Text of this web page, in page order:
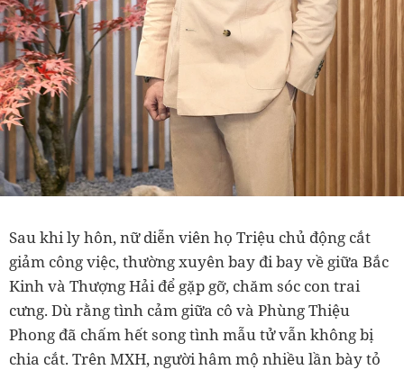
Sau khi ly hôn, nữ diễn viên họ Triệu chủ động cắt
giảm công việc, thường xuyên bay đi bay về giữa Bắc
Kinh và Thượng Hải để gặp gỡ, chăm sóc con trai
cưng. Dù rằng tình cảm giữa cô và Phùng Thiệu
Phong đã chấm hết song tình mẫu tử vẫn không bị
chia cắt. Trên MXH, người hâm mộ nhiều lần bày tỏ